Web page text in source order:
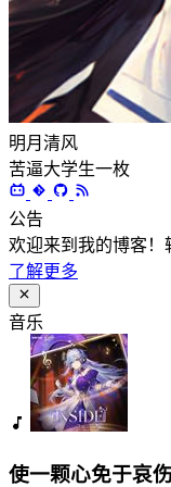
明月清风
苦逼大学生一枚
公告
欢迎来到我的博客
了解更多
音乐
使一颗心免于哀